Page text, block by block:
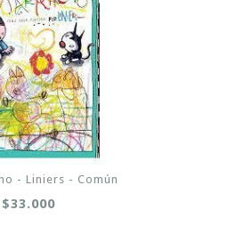
- Liniers - Común
$33.000